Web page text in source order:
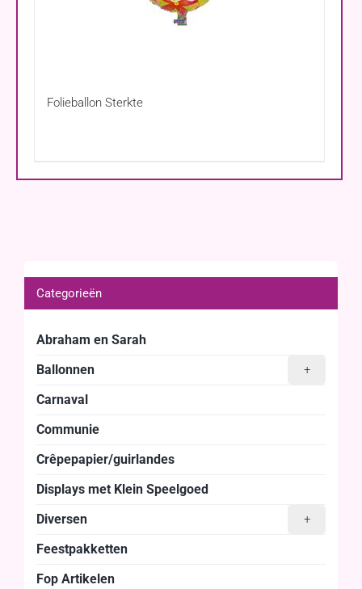
Folieballon Sterkte
Categorieën
Abraham en Sarah
+
Ballonnen
Carnaval
Communie
Crêpepapier/guirlandes
Displays met Klein Speelgoed
+
Diversen
Feestpakketten
Fop Artikelen